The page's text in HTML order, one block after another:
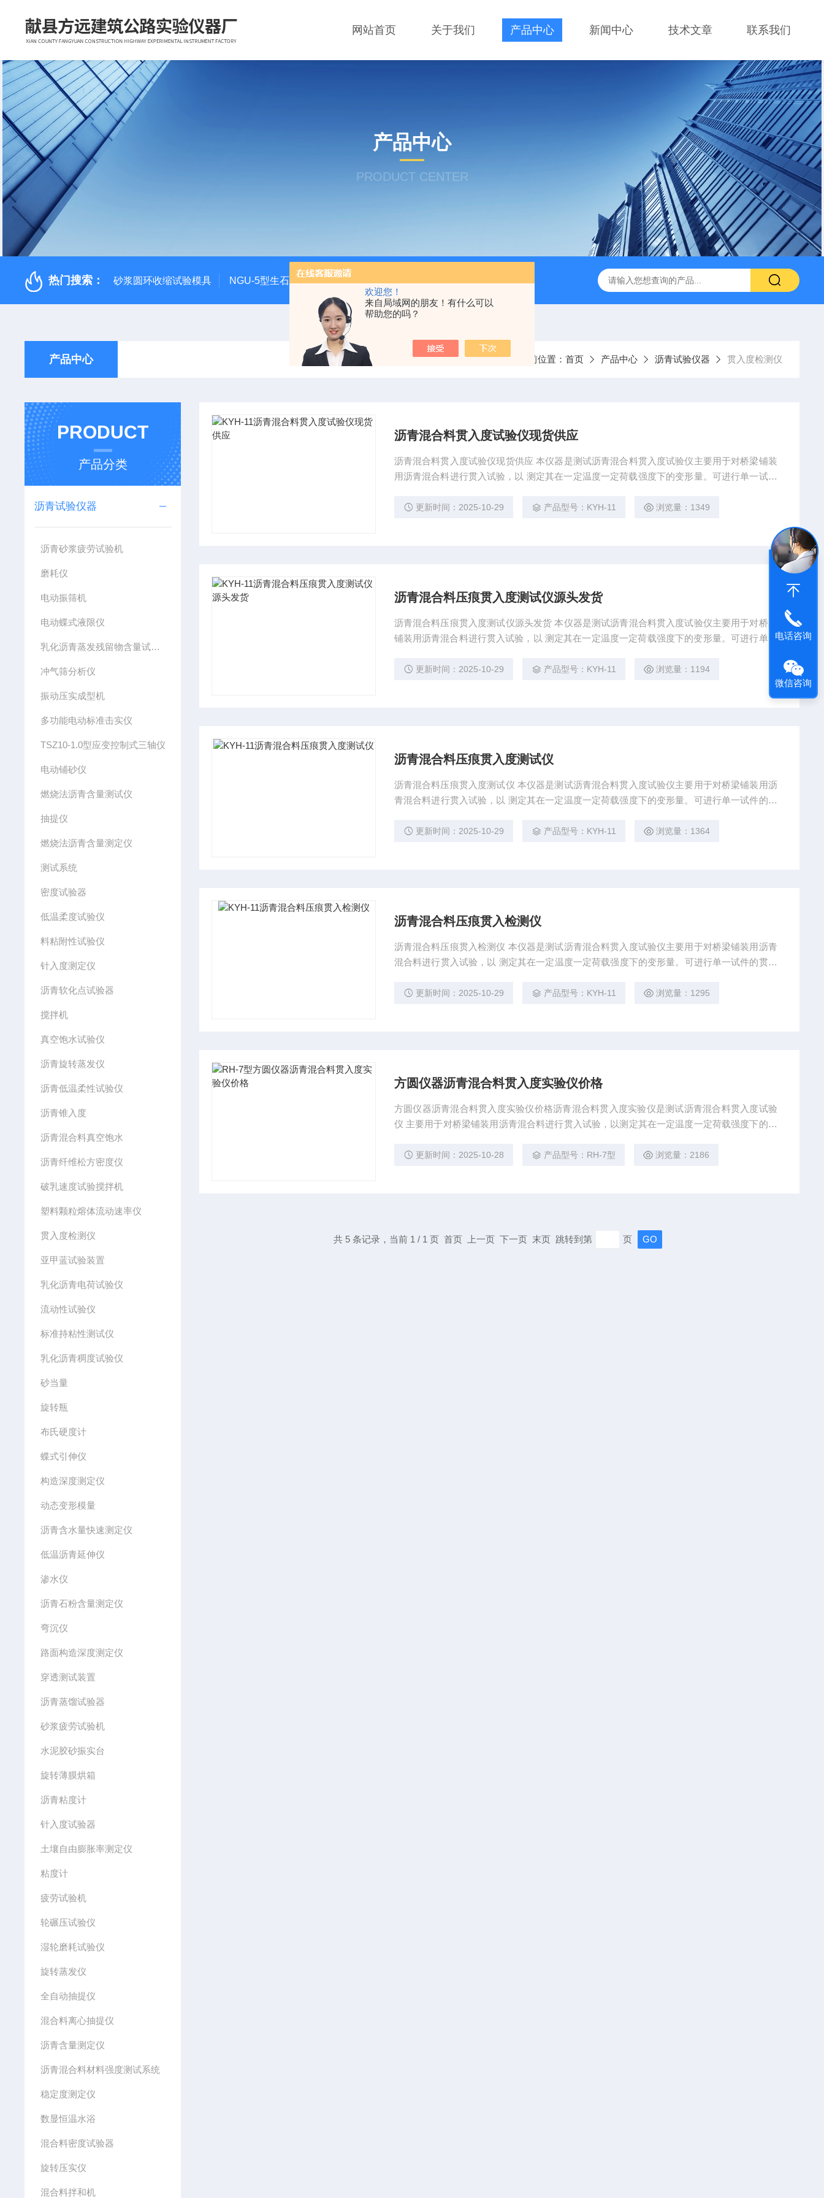
欢迎您！
来自局域网的朋友！有什么可以
帮助您的吗？
网站首页 关于我们 产品中心 新闻中心 技术文章 联系我们
产品中心
PRODUCT CENTER
热门搜索： 砂浆圆环收缩试验模具 NGU-5型生石灰消化器（保温带盖消化器） *GB/T 50080-2016标准普通混凝土泌水率试验容量筒试验方法 生石灰浆渣测定仪
产品中心 当前位置： 首页 产品中心 沥青试验仪器 贯入度检测仪
PRODUCT
产品分类
沥青试验仪器
沥青砂浆疲劳试验机
磨耗仪
电动振筛机
电动蝶式液限仪
乳化沥青蒸发残留物含量试验仪
冲气筛分析仪
振动压实成型机
多功能电动标准击实仪
TSZ10-1.0型应变控制式三轴仪
电动铺砂仪
燃烧法沥青含量测试仪
抽提仪
燃烧法沥青含量测定仪
测试系统
密度试验器
低温柔度试验仪
料粘附性试验仪
针入度测定仪
沥青软化点试验器
搅拌机
真空饱水试验仪
沥青旋转蒸发仪
沥青低温柔性试验仪
沥青锥入度
沥青混合料真空饱水
沥青纤维松方密度仪
破乳速度试验搅拌机
塑料颗粒熔体流动速率仪
贯入度检测仪
亚甲蓝试验装置
乳化沥青电荷试验仪
流动性试验仪
标准持粘性测试仪
乳化沥青稠度试验仪
砂当量
旋转瓶
布氏硬度计
蝶式引伸仪
构造深度测定仪
动态变形模量
沥青含水量快速测定仪
低温沥青延伸仪
渗水仪
沥青石粉含量测定仪
弯沉仪
路面构造深度测定仪
穿透测试装置
沥青蒸馏试验器
砂浆疲劳试验机
水泥胶砂振实台
旋转薄膜烘箱
沥青粘度计
针入度试验器
土壤自由膨胀率测定仪
粘度计
疲劳试验机
轮碾压试验仪
湿轮磨耗试验仪
旋转蒸发仪
全自动抽提仪
混合料离心抽提仪
沥青含量测定仪
沥青混合料材料强度测试系统
稳定度测定仪
数显恒温水浴
混合料密度试验器
旋转压实仪
混合料拌和机
沥青混合料贯入度试验仪现货供应
沥青混合料贯入度试验仪现货供应 本仪器是测试沥青混合料贯入度试验仪主要用于对桥梁铺装
用沥青混合料进行贯入试验，以 测定其在一定温度一定荷载强度下的变形量。可进行单一试件
度自动记录。
更新时间：2025-10-29 产品型号：KYH-11 浏览量：1349
沥青混合料压痕贯入度测试仪源头发货
沥青混合料压痕贯入度测试仪源头发货 本仪器是测试沥青混合料贯入度试验仪主要用于对桥梁
铺装用沥青混合料进行贯入试验，以 测定其在一定温度一定荷载强度下的变形量。可进行单一
入深度自动记录。
更新时间：2025-10-29 产品型号：KYH-11 浏览量：1194
沥青混合料压痕贯入度测试仪
沥青混合料压痕贯入度测试仪 本仪器是测试沥青混合料贯入度试验仪主要用于对桥梁铺装用沥
青混合料进行贯入试验，以 测定其在一定温度一定荷载强度下的变形量。可进行单一试件的贯
动记录。更新时间：2025-10-29 产品型号：KYH-11 浏览量：1364
沥青混合料压痕贯入检测仪
沥青混合料压痕贯入检测仪 本仪器是测试沥青混合料贯入度试验仪主要用于对桥梁铺装用沥青
混合料进行贯入试验，以 测定其在一定温度一定荷载强度下的变形量。可进行单一试件的贯入
记录。更新时间：2025-10-29 产品型号：KYH-11 浏览量：1295
方圆仪器沥青混合料贯入度实验仪价格
方圆仪器沥青混合料贯入度实验仪价格沥青混合料贯入度实验仪是测试沥青混合料贯入度试验
仪 主要用于对桥梁铺装用沥青混合料进行贯入试验，以测定其在一定温度一定荷载强度下的变
水的加热温度，贯入深度自动记录。
更新时间：2025-10-28 产品型号：RH-7型 浏览量：2186
共 5 条记录，当前 1 / 1 页 首页 上一页 下一页 末页 跳转到第 页
电话咨询
微信咨询